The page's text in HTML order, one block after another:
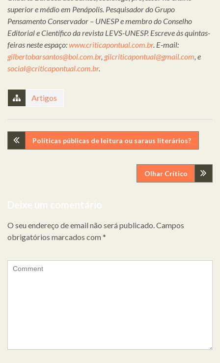
superior e médio em Penápolis. Pesquisador do Grupo
Pensamento Conservador – UNESP e membro do Conselho
Editorial e Científico da revista LEVS-UNESP. Escreve às quintas-
feiras neste espaço:www.criticapontual.com.br. E-mail:
gilbertobarsantos@bol.com.br, gilcriticapontual@gmail.com , e
social@criticapontual.com.br.
Artigos
Navegação
Políticas públicas de leitura ou saraus literários?
Olhar Crítico
Deixe um comentário
O seu endereço de email não será publicado. Campos
obrigatórios marcados com *